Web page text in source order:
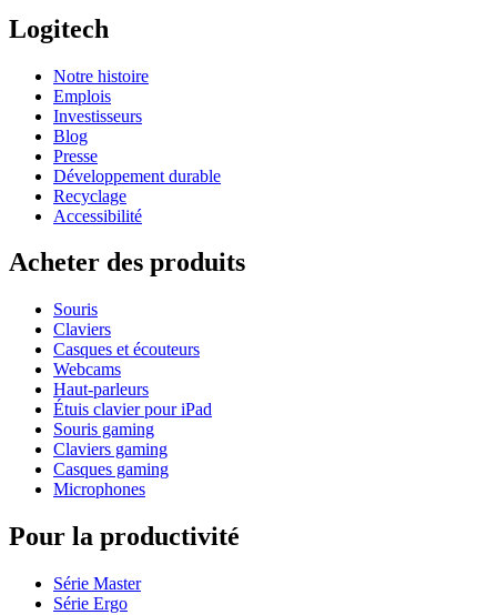
Logitech
Notre histoire
Emplois
Investisseurs
Blog
Presse
Développement durable
Recyclage
Accessibilité
Acheter des produits
Souris
Claviers
Casques et écouteurs
Webcams
Haut-parleurs
Étuis clavier pour iPad
Souris gaming
Claviers gaming
Casques gaming
Microphones
Pour la productivité
Série Master
Série Ergo